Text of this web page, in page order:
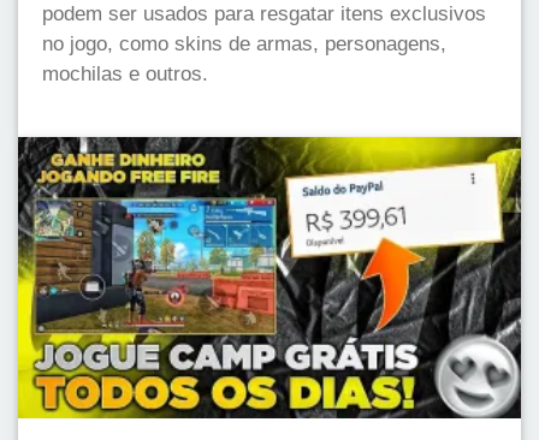
podem ser usados para resgatar itens exclusivos
no jogo, como skins de armas, personagens,
mochilas e outros.